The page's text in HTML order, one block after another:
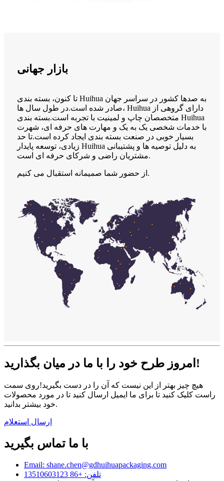
بازار جهانی
تا کنون، بسته بندی Huihua به صدها کشور در سراسر جهان
صادر شده است.در طول سال ها، Huihua دارای گروهی از
متخصصان چاپ و لمینیت با تجربه است.بسته بندی Huihua
با خدمات شخصی یک به یک و مهارت های حرفه ای، شهرت
بسیار خوبی در صنعت بسته بندی ایجاد کرده است.تا حد
زیادی، توسعه پایدار Huihua به دلیل توصیه ها و پشتیبانی
مشتریان راضی و شرکای حرفه ای است.
از حضور شما صمیمانه استقبال می کنیم.
امروز طرح خود را با ما در میان بگذارید!
هیچ چیز بهتر از این نیست که آن را در دست بگیرید!روی سمت
راست کلیک کنید تا برای ما ایمیل ارسال کنید تا در مورد محصولات
خود بیشتر بدانید.
ارسال استعلام
با ما تماس بگیرید
Email: shane.chen@gdhuihuapackaging.com
تلفن: +86 13510603123